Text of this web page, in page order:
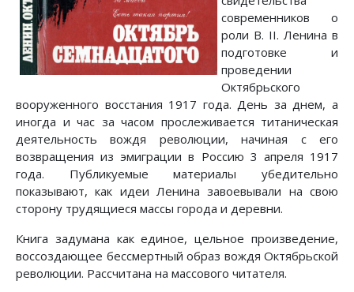
современников о
роли В. II. Ленина в
подготовке и
проведении
Октябрьского
вооруженного восстания 1917 года. День за днем, а
иногда и час за часом прослеживается титаническая
деятельность вождя революции, начиная с его
возвращения из эмиграции в Россию 3 апреля 1917
года. Публикуемые материалы убедительно
показывают, как идеи Ленина завоевывали на свою
сторону трудящиеся массы города и деревни.
Книга задумана как единое, цельное произведение,
воссоздающее бессмертный образ вождя Октябрьской
революции. Рассчитана на массового читателя.